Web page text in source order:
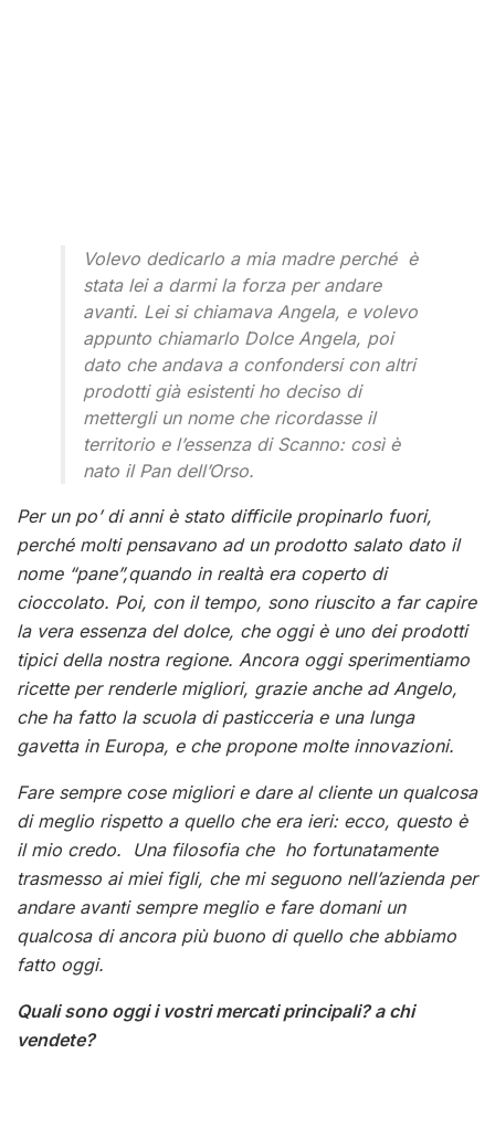
Volevo dedicarlo a mia madre perché è
stata lei a darmi la forza per andare
avanti. Lei si chiamava Angela, e volevo
appunto chiamarlo Dolce Angela, poi
dato che andava a confondersi con altri
prodotti già esistenti ho deciso di
mettergli un nome che ricordasse il
territorio e l’essenza di Scanno: così è
nato il Pan dell’Orso.
Per un po’ di anni è stato difficile propinarlo fuori,
perché molti pensavano ad un prodotto salato dato il
nome “pane”,quando in realtà era coperto di
cioccolato. Poi, con il tempo, sono riuscito a far capire
la vera essenza del dolce, che oggi è uno dei prodotti
tipici della nostra regione. Ancora oggi sperimentiamo
ricette per renderle migliori, grazie anche ad Angelo,
che ha fatto la scuola di pasticceria e una lunga
gavetta in Europa, e che propone molte innovazioni.
Fare sempre cose migliori e dare al cliente un qualcosa
di meglio rispetto a quello che era ieri: ecco, questo è
il mio credo. Una filosofia che ho fortunatamente
trasmesso ai miei figli, che mi seguono nell’azienda per
andare avanti sempre meglio e fare domani un
qualcosa di ancora più buono di quello che abbiamo
fatto oggi.
Quali sono oggi i vostri mercati principali? a chi
vendete?